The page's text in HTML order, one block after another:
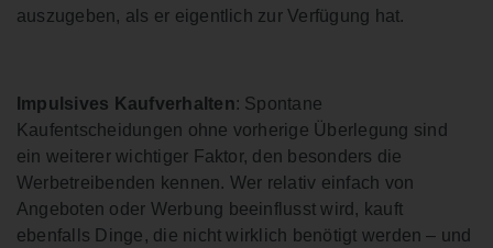
auszugeben, als er eigentlich zur Verfügung hat.
Impulsives Kaufverhalten: Spontane
Kaufentscheidungen ohne vorherige Überlegung sind
ein weiterer wichtiger Faktor, den besonders die
Werbetreibenden kennen. Wer relativ einfach von
Angeboten oder Werbung beeinflusst wird, kauft
ebenfalls Dinge, die nicht wirklich benötigt werden – und